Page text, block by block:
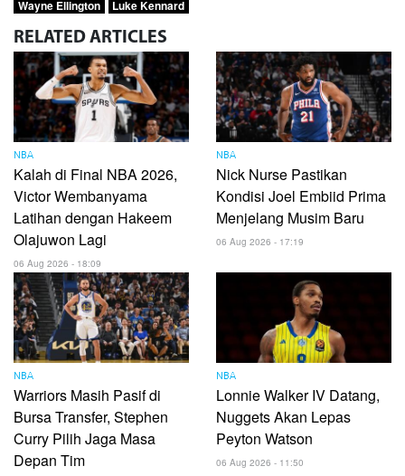
Wayne Ellington Luke Kennard
RELATED ARTICLES
NBA
Kalah di Final NBA 2026,
Victor Wembanyama
Latihan dengan Hakeem
Olajuwon Lagi
06 Aug 2026 - 18:09
NBA
Nick Nurse Pastikan
Kondisi Joel Embiid Prima
Menjelang Musim Baru
06 Aug 2026 - 17:19
NBA
Warriors Masih Pasif di
Bursa Transfer, Stephen
Curry Pilih Jaga Masa
Depan Tim
NBA
Lonnie Walker IV Datang,
Nuggets Akan Lepas
Peyton Watson
06 Aug 2026 - 11:50